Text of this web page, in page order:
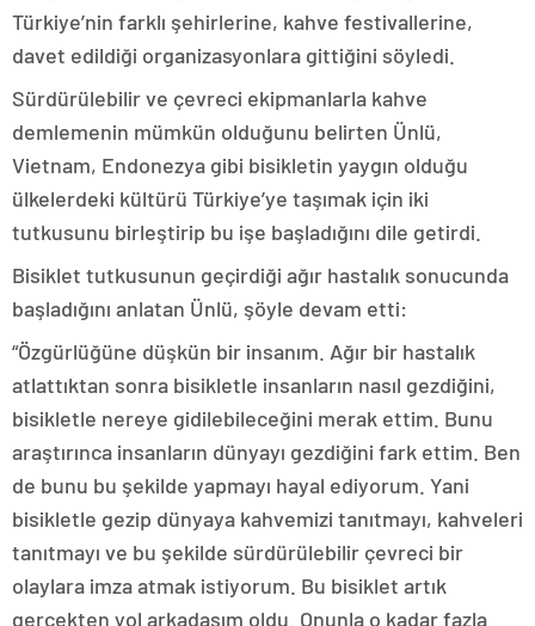
Türkiye’nin farklı şehirlerine, kahve festivallerine,
davet edildiği organizasyonlara gittiğini söyledi.
Sürdürülebilir ve çevreci ekipmanlarla kahve
demlemenin mümkün olduğunu belirten Ünlü,
Vietnam, Endonezya gibi bisikletin yaygın olduğu
ülkelerdeki kültürü Türkiye’ye taşımak için iki
tutkusunu birleştirip bu işe başladığını dile getirdi.
Bisiklet tutkusunun geçirdiği ağır hastalık sonucunda
başladığını anlatan Ünlü, şöyle devam etti:
“Özgürlüğüne düşkün bir insanım. Ağır bir hastalık
atlattıktan sonra bisikletle insanların nasıl gezdiğini,
bisikletle nereye gidilebileceğini merak ettim. Bunu
araştırınca insanların dünyayı gezdiğini fark ettim. Ben
de bunu bu şekilde yapmayı hayal ediyorum. Yani
bisikletle gezip dünyaya kahvemizi tanıtmayı, kahveleri
tanıtmayı ve bu şekilde sürdürülebilir çevreci bir
olaylara imza atmak istiyorum. Bu bisiklet artık
gerçekten yol arkadaşım oldu. Onunla o kadar fazla